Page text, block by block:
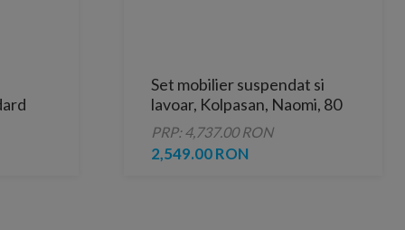
Set mobilier suspendat si
lavoar, Kolpasan, Naomi, 80
cm, dark concrete
PRP: 4,737.00 RON
2,549.00 RON